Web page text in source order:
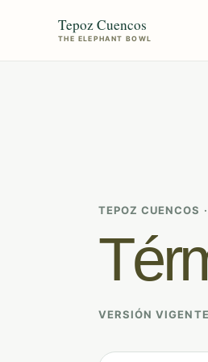
Tepoz Cuencos
THE ELEPHANT BOWL
Escuela online
Aprende
TEPOZ CUENCOS
VERSIÓN